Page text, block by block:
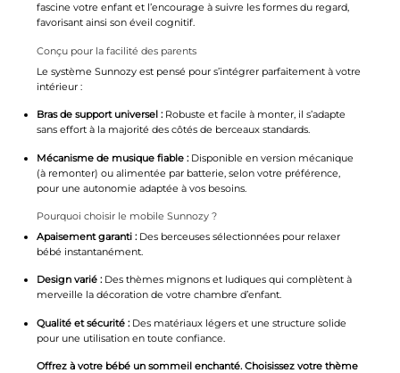
fascine votre enfant et l’encourage à suivre les formes du regard,
favorisant ainsi son éveil cognitif.
Conçu pour la facilité des parents
Le système Sunnozy est pensé pour s’intégrer parfaitement à votre
intérieur :
Bras de support universel :Robuste et facile à monter, il s’adapte
sans effort à la majorité des côtés de berceaux standards.
Mécanisme de musique fiable :Disponible en version mécanique
(à remonter) ou alimentée par batterie, selon votre préférence,
pour une autonomie adaptée à vos besoins.
Pourquoi choisir le mobile Sunnozy ?
Apaisement garanti :Des berceuses sélectionnées pour relaxer
bébé instantanément.
Design varié :Des thèmes mignons et ludiques qui complètent à
merveille la décoration de votre chambre d’enfant.
Qualité et sécurité :Des matériaux légers et une structure solide
pour une utilisation en toute confiance.
Offrez à votre bébé un sommeil enchanté. Choisissez votre thème